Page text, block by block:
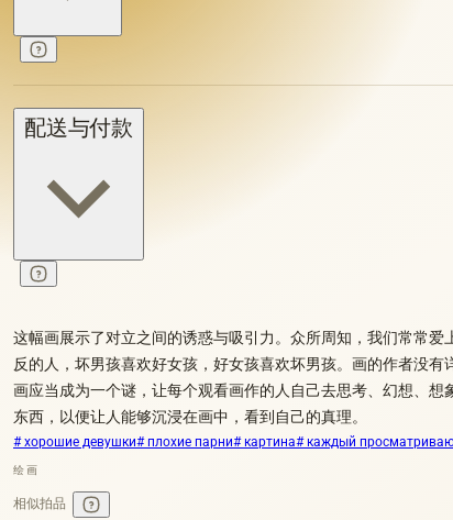
配送与付款
这幅画展示了对立之间的诱惑与吸引力。众所周知，我们常常爱
反的人，坏男孩喜欢好女孩，好女孩喜欢坏男孩。画的作者没有
画应当成为一个谜，让每个观看画作的人自己去思考、幻想、想
东西，以便让人能够沉浸在画中，看到自己的真理。
# хорошие девушки# плохие парни# картина# каждый
绘画
相似拍品